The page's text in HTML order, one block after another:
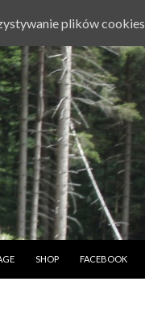
SHOP FACEBOOK
plików cookies.